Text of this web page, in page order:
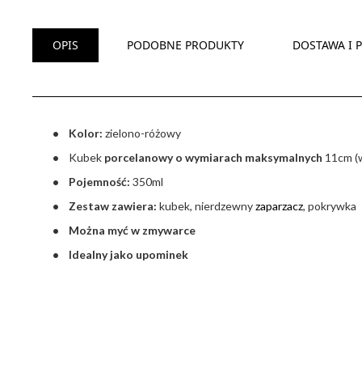
OPIS PODOBNE PRODUKTY DOSTAWA I
• Kolor:zielono-różowy
•
Kubek porcelanowy o wymiarach maksymalnych 11cm
• Pojemność: 350ml
• Zestaw zawiera:kubek, nierdzewnyzaparzacz, pokrywka
• Można myć w zmywarce
•
Idealny jako upominek